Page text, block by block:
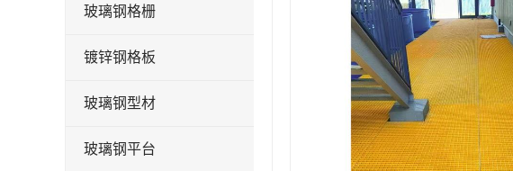
玻璃钢格栅
镀锌钢格板
玻璃钢型材
玻璃钢平台